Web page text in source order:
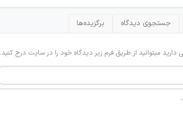
جستجوی دیدگاه برگزیده‌ها
دارید میتوانید از طریق فرم زیر دیدگاه خود را در سایت درج کنید.